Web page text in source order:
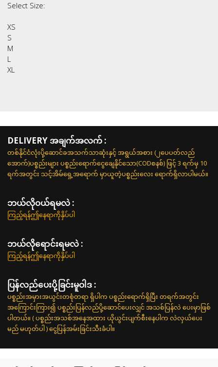
Select Size:
XS
S
M
L
XL
DELIVERY အချက်အလက် :
တစ်နိုင်ငံလုံးပို့ဆောင်ခအသက်သာဆုံးနှင့် အရွယ်အစား (၂ပေပတ်လည်
အောက်)ပစ္စည်းများ ပစ္စည်းရောက်ငွေချေနိုင်သော(CODစနစ်) ဖြင့် 3 ရက်မှ 10
ရက်အတွင်း သင့်အိမ်ရှေ့အရောက် မှာယူတဲ့ပစ္စည်းလေး ရောက်ရှိလာပါမယ်။
ဘယ်လို၀ယ်ရမလဲ :
ကြည့်ရန်ဤနေရာကိုနှိပ်ပါ
ဘယ်လိုရောင်းရမလဲ :
ကြည့်ရန်ဤနေရာကိုနှိပ်ပါ
ပြန်လည်ပေးပို့ခြင်းမူဝါဒ :
ပစ္စည်းအမှားအယွင်းတစုံတရာ ရှိပါက ပစ္စည်းရောက်ရှိပြီး တရက်အတွင်း
အကြောင်းကြား၍ ပစ္စည်းပြန်လည်ပို့ဆောင်ပေးလျှင် အသစ်ပြန်လဲ ပေးမှာဖြစ်
ပါတယ်။ ( ပစ္စည်းအသစ်အနေအထား ယိုယွင်းပျက်စီးနေပါက လဲလှယ်ပေး
မည် မဟုတ်ပါ ) ငွေပြန်အမ်းခြင်းသီးခံပါ။